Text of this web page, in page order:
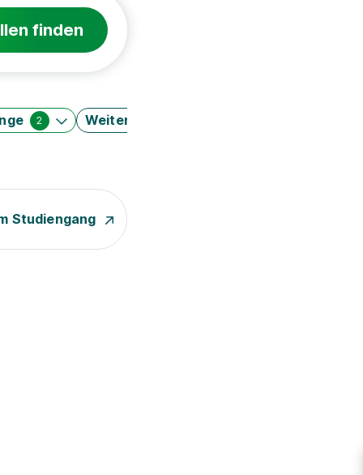
finden
2 Weitere Filter
Studiengang